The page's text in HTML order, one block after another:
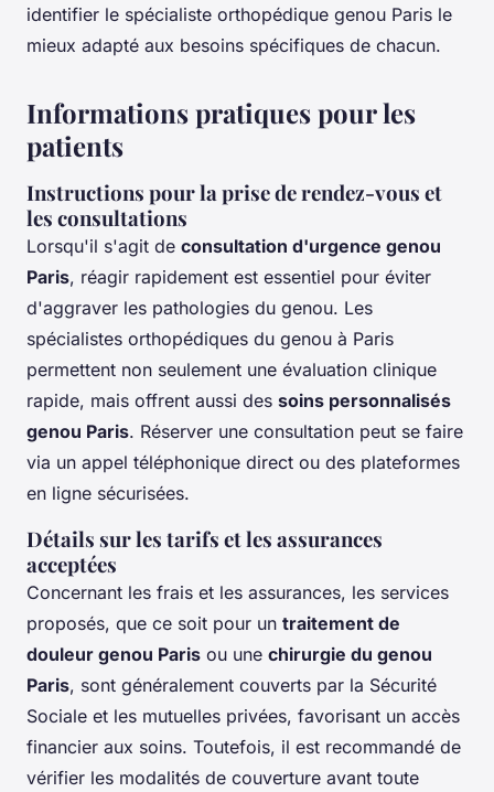
identifier le spécialiste orthopédique genou Paris le
mieux adapté aux besoins spécifiques de chacun.
Informations pratiques pour les
patients
Instructions pour la prise de rendez-vous et
les consultations
Lorsqu'il s'agit de consultation d'urgence genou
Paris, réagir rapidement est essentiel pour éviter
d'aggraver les pathologies du genou. Les
spécialistes orthopédiques du genou à Paris
permettent non seulement une évaluation clinique
rapide, mais offrent aussi des soins personnalisés
genou Paris. Réserver une consultation peut se faire
via un appel téléphonique direct ou des plateformes
en ligne sécurisées.
Détails sur les tarifs et les assurances
acceptées
Concernant les frais et les assurances, les services
proposés, que ce soit pour un traitement de
douleur genou Paris ou une chirurgie du genou
Paris, sont généralement couverts par la Sécurité
Sociale et les mutuelles privées, favorisant un accès
financier aux soins. Toutefois, il est recommandé de
vérifier les modalités de couverture avant toute